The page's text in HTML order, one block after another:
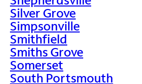
Silver Grove
Simpsonville
Smithfield
Smiths Grove
Somerset
South Portsmouth